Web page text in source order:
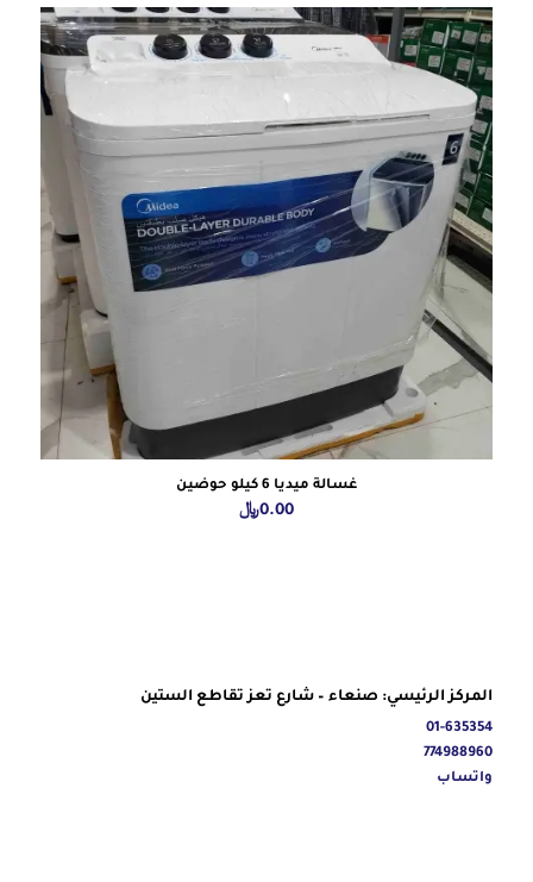
غسالة ميديا 6 كيلو حوضين
0.00﷼
المركز الرئيسي: صنعاء – شارع تعز تقاطع الستين
01-635354
774988960
واتساب